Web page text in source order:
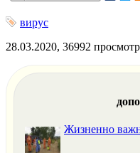
вирус
28.03.2020, 36992
Жизненно